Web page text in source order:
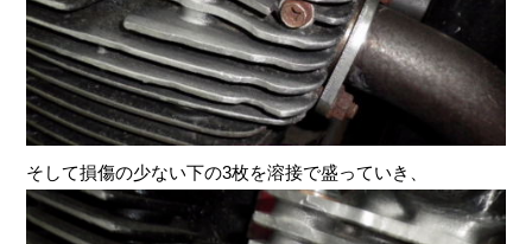
そして損傷の少ない下の3枚を溶接で盛っていき、